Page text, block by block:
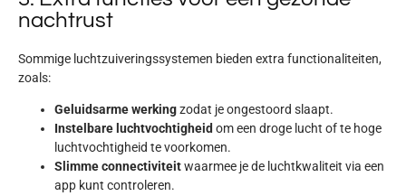
nachtrust
Sommige luchtzuiveringssystemen bieden extra functionaliteiten,
zoals:
Geluidsarme werkingzodat je ongestoord slaapt.
Instelbare luchtvochtigheid om een droge lucht of te hoge
luchtvochtigheid te voorkomen.
Slimme connectiviteitwaarmee je de luchtkwaliteit via een
app kunt controleren.